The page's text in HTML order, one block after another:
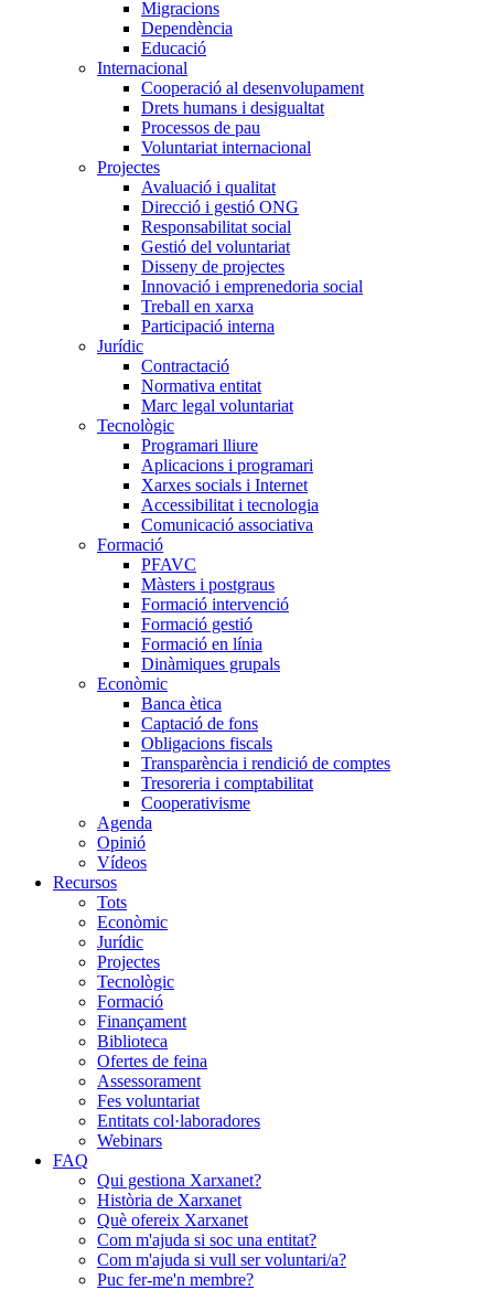
Migracions
Dependència
Educació
Internacional
Cooperació al desenvolupament
Drets humans i desigualtat
Processos de pau
Voluntariat internacional
Projectes
Avaluació i qualitat
Direcció i gestió ONG
Responsabilitat social
Gestió del voluntariat
Disseny de projectes
Innovació i emprenedoria social
Treball en xarxa
Participació interna
Jurídic
Contractació
Normativa entitat
Marc legal voluntariat
Tecnològic
Programari lliure
Aplicacions i programari
Xarxes socials i Internet
Accessibilitat i tecnologia
Comunicació associativa
Formació
PFAVC
Màsters i postgraus
Formació intervenció
Formació gestió
Formació en línia
Dinàmiques grupals
Econòmic
Banca ètica
Captació de fons
Obligacions fiscals
Transparència i rendició de comptes
Tresoreria i comptabilitat
Cooperativisme
Agenda
Opinió
Vídeos
Recursos
Tots
Econòmic
Jurídic
Projectes
Tecnològic
Formació
Finançament
Biblioteca
Ofertes de feina
Assessorament
Fes voluntariat
Entitats col·laboradores
Webinars
FAQ
Qui gestiona Xarxanet?
Història de Xarxanet
Què ofereix Xarxanet
Com m'ajuda si soc una entitat?
Com m'ajuda si vull ser voluntari/a?
Puc fer-me'n membre?